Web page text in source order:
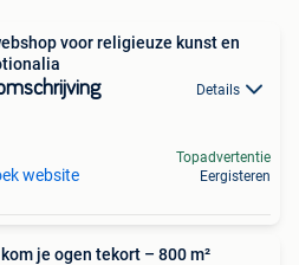
voor religieuze kunst en
Details
website
Topadvertentie
Eergisteren
je ogen tekort – 800 m²